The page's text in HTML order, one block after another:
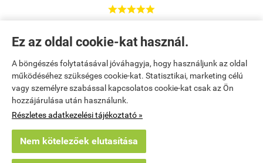
Ez az oldal cookie-kat használ.
A böngészés folytatásával jóváhagyja, hogy használjunk az oldal
működéséhez szükséges cookie-kat. Statisztikai, marketing célú
vagy személyre szabással kapcsolatos cookie-kat csak az Ön
hozzájárulása után használunk.
Részletes adatkezelési tájékoztató »
Nem kötelezőek elutasítása

Váci Sport Közhasznú Nonprofit Kft. / Tumpek Tímea
Kezdőlap|Regisztráció|Kosár tartalma, megrendelés|
Rendelési feltételek|Bemutatkozás
Egy látogató Szentes településről